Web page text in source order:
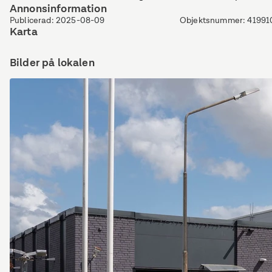
Annonsinformation
Publicerad: 2025-08-09 Objektsnummer:
Karta
Bilder på lokalen